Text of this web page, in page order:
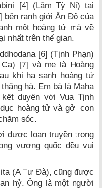
[4] (Lâm Tỳ Ni) tại
bên ranh giới Ấn Độ của
một hoàng tử mà về
nhất trên thế gian.
[6] (Tịnh Phạn)
[7] và mẹ là Hoàng
khi hạ sanh hoàng tử
hà. Em bà là Maha
duyên với Vua Tịnh
hoàng tử và gởi con
sóc.
được loan truyền trong
vương quốc đều vui
(A Tư Đà), cũng được
hỷ. Ông là một người